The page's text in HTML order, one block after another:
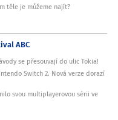
těle je můžeme najít?
ABC
se přesouvají do ulic Tokia!
Switch 2. Nová verze dorazí
svou multiplayerovou sérii ve